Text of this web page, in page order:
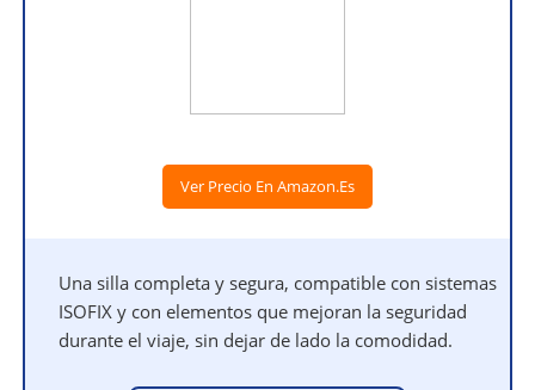
Ver Precio En Amazon.es
Una silla completa y segura, compatible con sistemas
ISOFIX y con elementos que mejoran la seguridad
durante el viaje, sin dejar de lado la comodidad.